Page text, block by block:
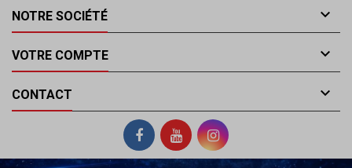
NOTRE SOCIÉTÉ 
VOTRE COMPTE 
CONTACT 